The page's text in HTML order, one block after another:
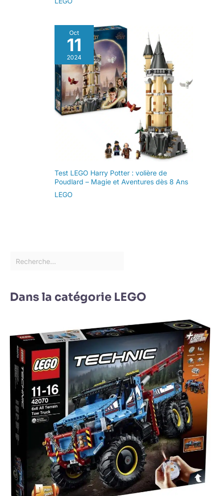
Oct
11
2024
Test LEGO Harry Potter : volière de
Poudlard – Magie et Aventures dès 8 Ans
LEGO
Dans la catégorie LEGO